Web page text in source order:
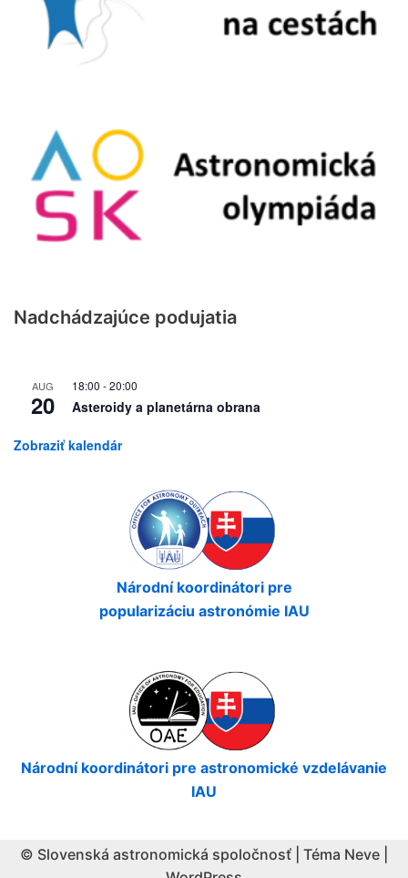
Nadchádzajúce podujatia
AUG
20
18:00 -20:00
Asteroidy a planetárna obrana
Zobraziť kalendár
Národní koordinátori pre
popularizáciu astronómie IAU
Národní koordinátori pre astronomické vzdelávanie
IAU
© Slovenská astronomická spoločnosť | Téma Neve